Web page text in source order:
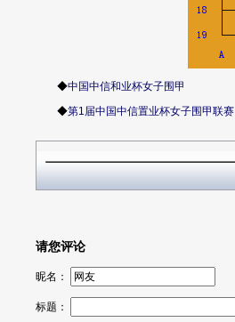
◆中国中信和业杯女子围甲
◆第1届中国中信置业杯女子围甲联赛
请您评论
昵名：
标题：